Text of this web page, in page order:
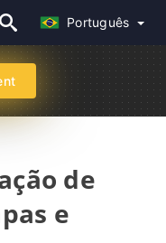
Português
de
e